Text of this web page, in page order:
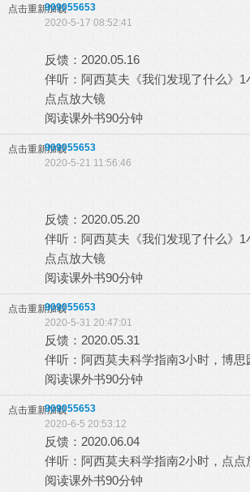
点击重新加载909055653
2020-5-17 08:52:41
反馈：2020.05.16
伴听：阿西莫夫《我们发现了什么》1
点点放大镜
阅读课外书90分钟
点击重新加载909055653
2020-5-21 11:56:46
反馈：2020.05.20
伴听：阿西莫夫《我们发现了什么》1
点点放大镜
阅读课外书90分钟
点击重新加载909055653
2020-5-31 20:47:01
反馈：2020.05.31
伴听：阿西莫夫科学指南3小时，博
阅读课外书90分钟
点击重新加载909055653
2020-6-5 20:53:12
反馈：2020.06.04
伴听：阿西莫夫科学指南2小时，点点
阅读课外书90分钟